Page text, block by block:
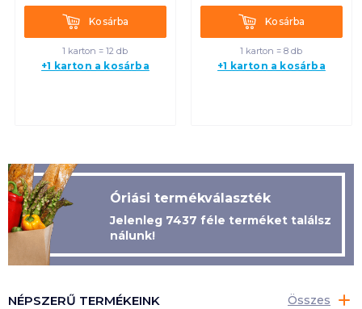
KosárbaKosárba
1 karton = 12 db
+1 karton a kosárba
KosárbaKosárba
1 karton = 8 db
+1 karton a kosárba
Óriási termékválaszték
Jelenleg 7437 féle terméket találsz
nálunk!
NÉPSZERŰ TERMÉKEINK Összes